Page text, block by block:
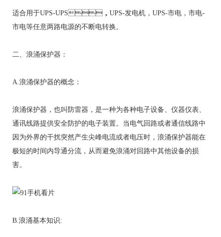
适合用于UPS-UPS，UPS-发电机，UPS-市电，市电-
市电等任意两路电源的不断电转换。
二、浪涌保护器：
A.浪涌保护器的概念：
浪涌保护器，也叫防雷器，是一种为各种电子设备、仪器仪表、
通讯线路提供安全防护的电子装置。当电气回路或者通信线路中
因为外界的干扰突然产生尖峰电流或者电压时，浪涌保护器能在
极短的时间内导通分流，从而避免浪涌对回路中其他设备的损
害。
B.浪涌基本知识: